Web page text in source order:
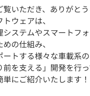
いただき、ありがとう
ウェアは、
システムやスマートフ
の仕組み、
トする様々な車載系の
前を支える」開発を行っ
にご紹介いたします！